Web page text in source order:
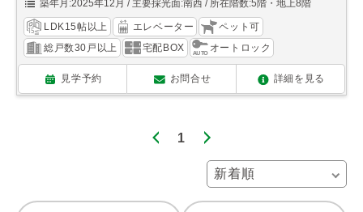
築年月:2025年12月 主要採光面:南西 所在階数:5階・地上8階
LDK15帖以上 エレベーター
ペット可
総戸数30戸以上
宅配BOX オートロック
見学予約 お問合せ 詳細を見る
1